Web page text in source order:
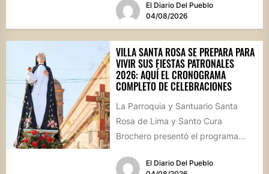
calle...
El Diario Del Pueblo
04/08/2026
VILLA SANTA ROSA SE PREPARA PARA
VIVIR SUS FIESTAS PATRONALES
2026: AQUÍ EL CRONOGRAMA
COMPLETO DE CELEBRACIONES
La Parroquia y Santuario Santa
Rosa de Lima y Santo Cura
Brochero presentó el programa
El Diario Del Pueblo